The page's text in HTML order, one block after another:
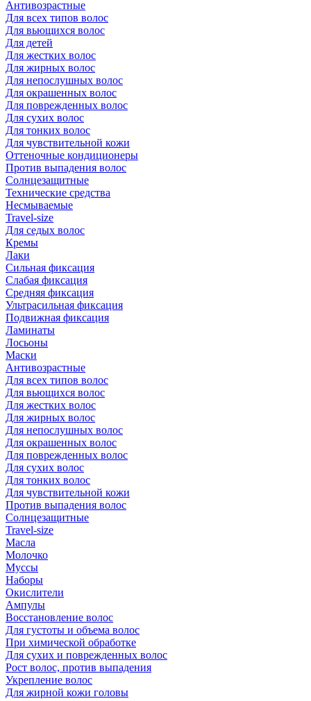
Антивозрастные
Для всех типов волос
Для вьющихся волос
Для детей
Для жестких волос
Для жирных волос
Для непослушных волос
Для окрашенных волос
Для поврежденных волос
Для сухих волос
Для тонких волос
Для чувствительной кожи
Оттеночные кондиционеры
Против выпадения волос
Солнцезащитные
Технические средства
Несмываемые
Travel-size
Для седых волос
Кремы
Лаки
Сильная фиксация
Слабая фиксация
Средняя фиксация
Ультрасильная фиксация
Подвижная фиксация
Ламинаты
Лосьоны
Маски
Антивозрастные
Для всех типов волос
Для вьющихся волос
Для жестких волос
Для жирных волос
Для непослушных волос
Для окрашенных волос
Для поврежденных волос
Для сухих волос
Для тонких волос
Для чувствительной кожи
Против выпадения волос
Солнцезащитные
Travel-size
Масла
Молочко
Муссы
Наборы
Окислители
Ампулы
Восстановление волос
Для густоты и объема волос
При химической обработке
Для сухих и поврежденных волос
Рост волос, против выпадения
Укрепление волос
Для жирной кожи головы